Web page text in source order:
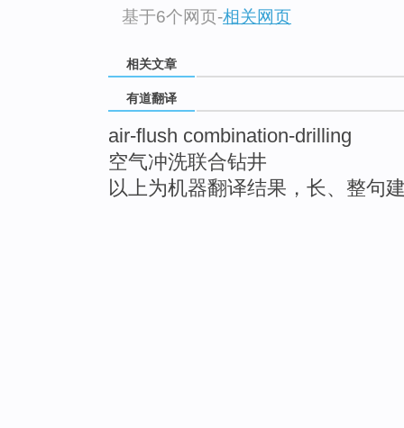
基于6个网页-相关网页
相关文章
有道翻译
air-flush combination-drilling
空气冲洗联合钻井
以上为机器翻译结果，长、整句